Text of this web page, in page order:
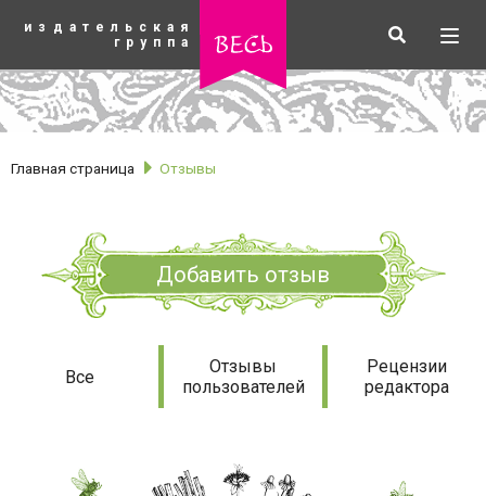
основному
издательская
группа
весь Искать
Главная страница Отзывы
Добавить отзыв
Отзывы
Все
Отзывы
пользователей
Рецензии
редактора